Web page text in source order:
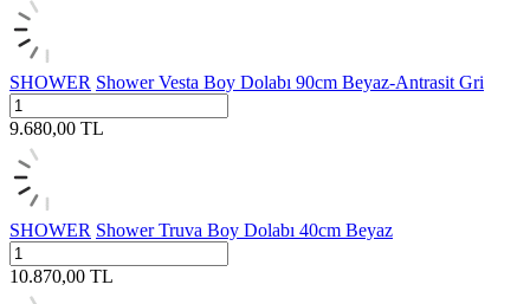
SHOWER Shower Vesta Boy Dolabı 90cm Beyaz-Antrasit Gri
9.680,00 TL
SHOWER Shower Truva Boy Dolabı 40cm Beyaz
10.870,00 TL